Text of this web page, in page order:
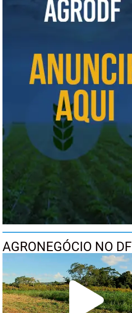
AGRONEGÓCIO NO DF